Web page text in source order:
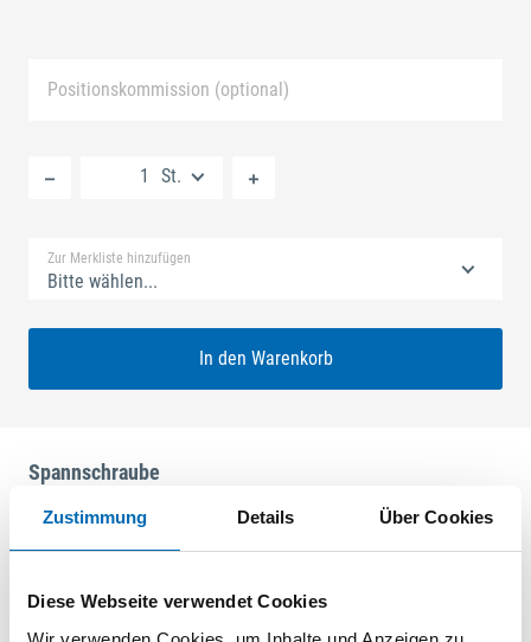
Zustimmung Details Über Cookies
Diese Webseite verwendet Cookies
Positionskommission (optional)
St.
Zur Merkliste hinzufügen
Bitte wählen...
In den Warenkorb
Spannschraube
Technische Daten